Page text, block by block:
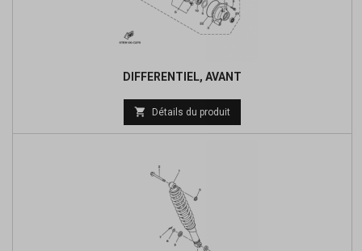
DIFFERENTIEL, AVANT
Prix
de
 Détails du produit